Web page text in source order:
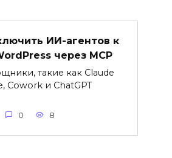
ИИ-агентов к
через MCP
такие как Claude
Cowork и ChatGPT
0 8